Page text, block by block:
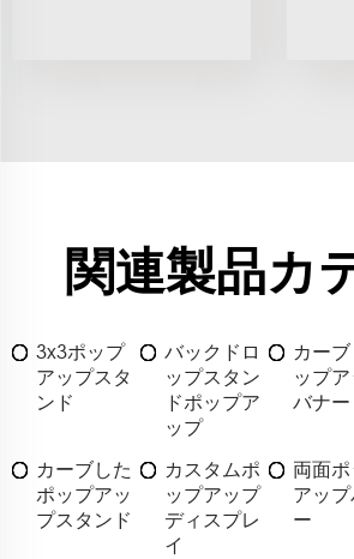
関連製品カ
3x3ポップ
アップスタ
ンド
バックドロ
ップスタン
ドポップア
ップ
カー
ップ
バナー
カーブした
ポップアッ
プスタンド
カスタムポ
ップアップ
ディスプレ
イ
両面
アッ
ー